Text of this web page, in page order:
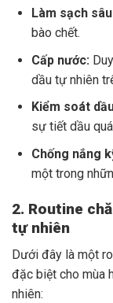
Làm sạch
bào chết.
Cấp nước:
dầu tự nhiên
Kiểm soát
sự tiết dầu
Chống nắng
một trong
2. Routine
tự nhiên
Dưới đây là một
đặc biệt cho mùa
nhiên: